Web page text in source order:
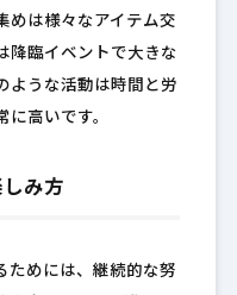
めは様々なアイテム交
降臨イベントで大きな
ような活動は時間と労
に高いです。
み方
ためには、継続的な努